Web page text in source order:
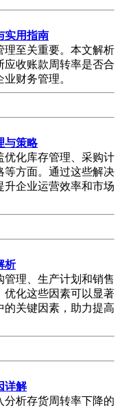
实用指南
理至关重要。本文解析
收账款周转率是否合
财务管理。
与策略
优化库存管理、采购计
等方面。通过这些解决
企业运营效率和市场
析
理、生产计划和销售
优化这些因素可以显著
关键因素，助力提高
详解
析存货周转率下降的